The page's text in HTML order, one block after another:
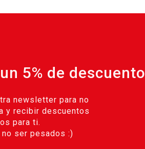
5% de descuento
newsletter para no
y recibir descuentos
para ti.
ser pesados :)